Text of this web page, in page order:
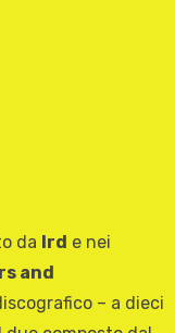
da Ird e nei
and
– a dieci